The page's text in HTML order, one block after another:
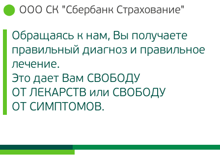
ООО СК "Сбербанк Страхование"
Обращаясь к нам, Вы получаете
правильный диагноз и правильное
лечение.
Это дает Вам СВОБОДУ
ОТ ЛЕКАРСТВ или СВОБОДУ
ОТ СИМПТОМОВ.